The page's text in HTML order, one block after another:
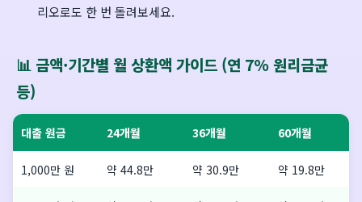
리오로도 한 번 돌려보세요.
📊 금액·기간별 월 상환액 가이드 (연 7% 원리금균
등)
대출 원금 24개월 36개월 60개월
1,000만 원 약 44.8만 약 30.9만 약 19.8만